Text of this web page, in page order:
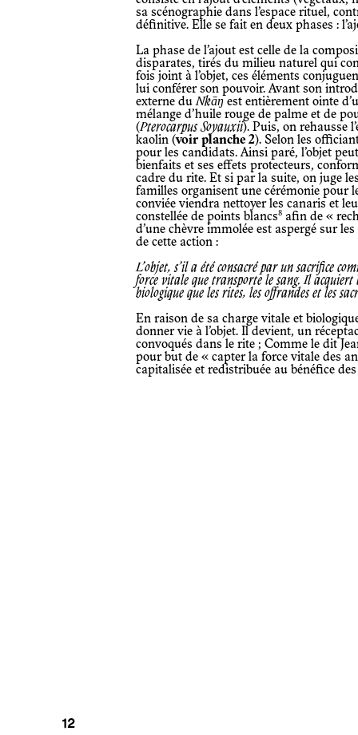
sa scénographie dans l’espace rituel,
définitive. Elle se fait en deux phases :
La phase de l’ajout est celle de la
disparates, tirés du milieu naturel qui
fois joint à l’objet, ces éléments
lui conférer son pouvoir. Avant son
externe duNkāŋ est entièrement ointe
mélange d’huile rouge de palme et de
(Pterocarpus Soyauxii). Puis, on rehausse
kaolin (voir planche 2). Selon les
pour les candidats. Ainsi paré, l’objet
bienfaits et ses effets protecteurs,
cadre du rite. Et si par la suite, on juge
familles organisent une cérémonie pour
conviée viendra nettoyer les canaris et
constellée de points blancs8 afin de «
d’une chèvre immolée est aspergé sur
de cette action :
L’objet, s’il a été consacré par un sacrifice comme c’est souvent le cas, est alors chargé de la
force vitale que transporte le sang. Il
biologique que les rites, les offrandes et les
En raison de sa charge vitale et biologique, le sang aspergé contribue ainsi à
donner vie à l’objet. Il devient, un
convoqués dans le rite ; Comme le dit
pour but de « capter la force vitale des
capitalisée et redistribuée au bénéfice